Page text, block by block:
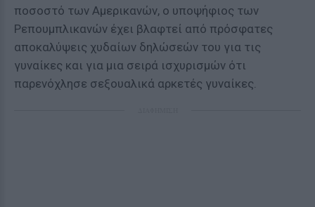
ποσοστό των Αμερικανών, ο υποψήφιος των
Ρεπουμπλικανών έχει βλαφτεί από πρόσφατες
αποκαλύψεις χυδαίων δηλώσεών του για τις
γυναίκες και για μια σειρά ισχυρισμών ότι
παρενόχλησε σεξουαλικά αρκετές γυναίκες.